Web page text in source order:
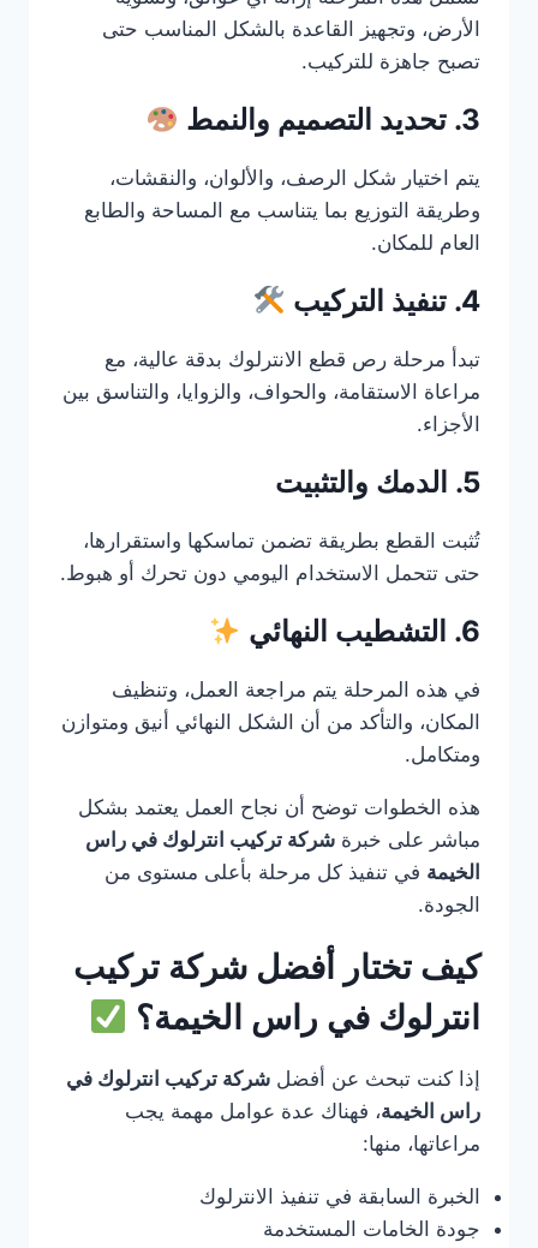
الأرض، وتجهيز القاعدة بالشكل المناسب حتى
تصبح جاهزة للتركيب.
3. تحديد التصميم والنمط
يتم اختيار شكل الرصف، والألوان، والنقشات،
وطريقة التوزيع بما يتناسب مع المساحة والطابع
العام للمكان.
4. تنفيذ التركيب
تبدأ مرحلة رص قطع الانترلوك بدقة عالية، مع
مراعاة الاستقامة، والحواف، والزوايا، والتناسق بين
الأجزاء.
5. الدمك والتثبيت
تُثبت القطع بطريقة تضمن تماسكها واستقرارها،
حتى تتحمل الاستخدام اليومي دون تحرك أو هبوط.
6. التشطيب النهائي
في هذه المرحلة يتم مراجعة العمل، وتنظيف
المكان، والتأكد من أن الشكل النهائي أنيق ومتوازن
ومتكامل.
هذه الخطوات توضح أن نجاح العمل يعتمد بشكل
مباشر على خبرة شركة تركيب انترلوك في راس
الخيمة في تنفيذ كل مرحلة بأعلى مستوى من
الجودة.
كيف تختار أفضل شركة تركيب
انترلوك في راس الخيمة؟
إذا كنت تبحث عن أفضل شركة تركيب انترلوك في
راس الخيمة، فهناك عدة عوامل مهمة يجب
مراعاتها، منها:
الخبرة السابقة في تنفيذ الانترلوك
جودة الخامات المستخدمة